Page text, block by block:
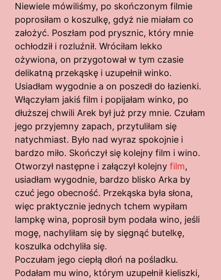
Niewiele mówiliśmy, po skończonym filmie
poprosiłam o koszulkę, gdyż nie miałam co
założyć. Poszłam pod prysznic, który mnie
ochłodził i rozluźnił. Wróciłam lekko
ożywiona, on przygotował w tym czasie
delikatną przekąskę i uzupełnił winko.
Usiadłam wygodnie a on poszedł do łazienki.
Włączyłam jakiś film i popijałam winko, po
dłuższej chwili Arek był już przy mnie. Czułam
jego przyjemny zapach, przytuliłam się
natychmiast. Było nad wyraz spokojnie i
bardzo miło. Skończył się kolejny film i wino.
Otworzył następne i załączył kolejny film,
usiadłam wygodnie, bardzo blisko Arka by
czuć jego obecność. Przekąska była słona,
więc praktycznie jednych tchem wypiłam
lampkę wina, poprosił bym podała wino, jeśli
mogę, nachyliłam się by sięgnąć butelkę,
koszulka odchyliła się.
Poczułam jego ciepłą dłoń na pośladku.
Podałam mu wino, którym uzupełnił kieliszki,